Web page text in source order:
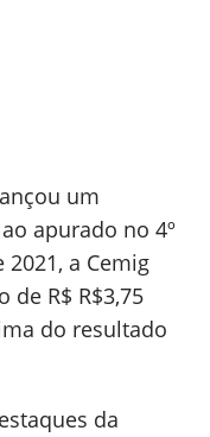
um
apurado no 4º
a Cemig
R$ R$3,75
do resultado
da